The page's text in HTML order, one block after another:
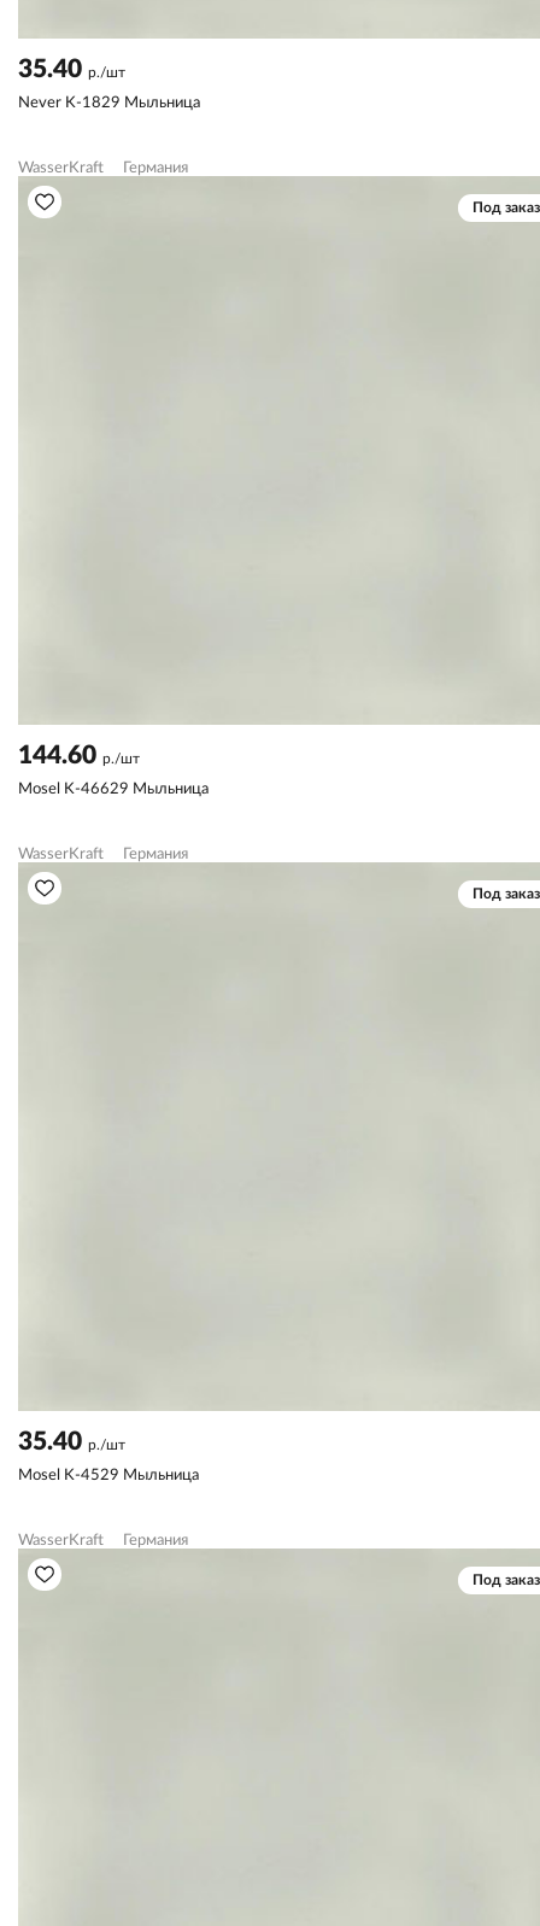
35.40 р./шт
Never K-1829 Мыльница
WasserKraft Германия
Под заказ
144.60 р./шт
Mosel K-46629 Мыльница
WasserKraft Германия
Под заказ
35.40 р./шт
Mosel K-4529 Мыльница
WasserKraft Германия
Под заказ